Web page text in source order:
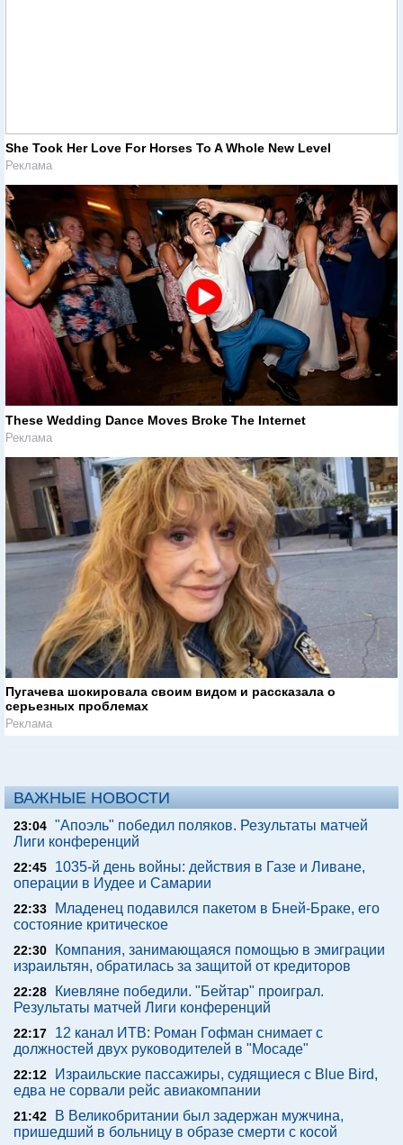
She Took Her Love For Horses To A Whole New Level
Реклама
These Wedding Dance Moves Broke The Internet
Реклама
Пугачева шокировала своим видом и рассказала о
серьезных проблемах
Реклама
ВАЖНЫЕ НОВОСТИ
23:04 "Апоэль" победил поляков. Результаты матчей
Лиги конференций
22:45
1035-й день войны: действия в Газе и Ливане,
операции в Иудее и Самарии
22:33
Младенец подавился пакетом в Бней-Браке, его
состояние критическое
22:30
Компания, занимающаяся помощью в эмиграции
израильтян, обратилась за защитой от кредиторов
22:28
Киевляне победили. "Бейтар" проиграл.
Результаты матчей Лиги конференций
22:17
12 канал ИТВ: Роман Гофман снимает с
должностей двух руководителей в "Мосаде"
22:12
Израильские пассажиры, судящиеся с Blue Bird,
едва не сорвали рейс авиакомпании
21:42
В Великобритании был задержан мужчина,
пришедший в больницу в образе смерти с косой